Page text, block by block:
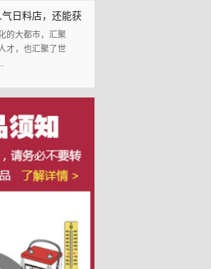
日料店，还能获
的大都市，汇聚
才，也汇聚了世